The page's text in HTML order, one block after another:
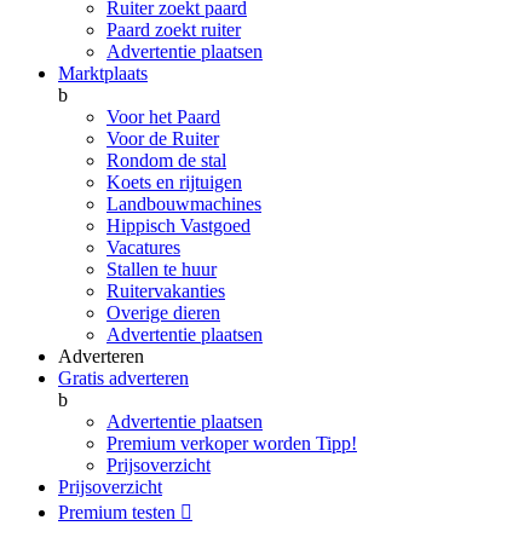
Ruiter zoekt paard
Paard zoekt ruiter
Advertentie plaatsen
Marktplaats
b
Voor het Paard
Voor de Ruiter
Rondom de stal
Koets en rijtuigen
Landbouwmachines
Hippisch Vastgoed
Vacatures
Stallen te huur
Ruitervakanties
Overige dieren
Advertentie plaatsen
Adverteren
Gratis adverteren
b
Advertentie plaatsen
Premium verkoper worden Tipp!
Prijsoverzicht
Prijsoverzicht
Premium testen 